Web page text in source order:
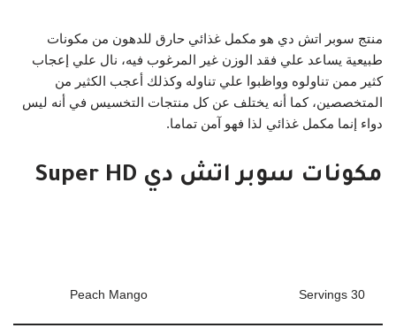
منتج سوبر اتش دي هو مكمل غذائي حارق للدهون من مكونات
طبيعية يساعد علي فقد الوزن غير المرغوب فيه، نال علي إعجاب
كثير ممن تناولوه وواظبوا علي تناوله وكذلك أعجب الكثير من
المتخصصين، كما أنه يختلف عن كل منتجات التخسيس في أنه ليس
دواء إنما مكمل غذائي لذا فهو آمن تماما.
مكونات سوبر اتش دي Super HD
30 Servings
Peach Mango